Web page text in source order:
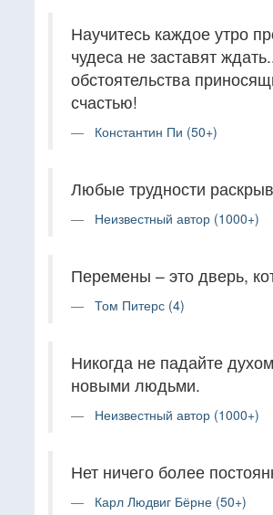
Научитесь каждое утро
чудеса не заставят
обстоятельства
счастью!
Константин Пи (50+)
Любые трудности
Неизвестный автор (1000+)
Перемены – это дверь,
Том Питерс (4)
Никогда не падайте
новыми людьми.
Неизвестный автор (1000+)
Нет ничего более
Карл Людвиг Бёрне (50+)